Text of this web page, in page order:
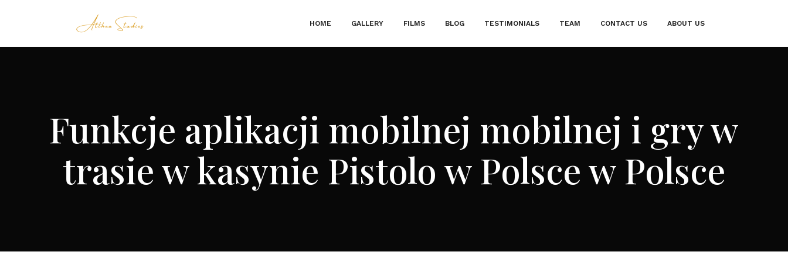
HOME GALLERY FILMS BLOG TESTIMONIALS TEAM CONTACT US ABOUT US
Funkcje aplikacji mobilnej mobilnej i gry w
trasie w kasynie Pistolo w Polsce w Polsce